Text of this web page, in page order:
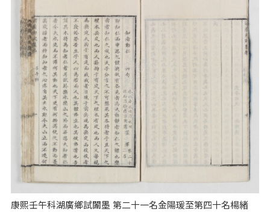
康熙壬午科湖廣鄉試闈墨 第二十一名金陽瑗至第四十名楊緒